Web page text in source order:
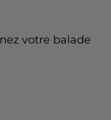
votre balade